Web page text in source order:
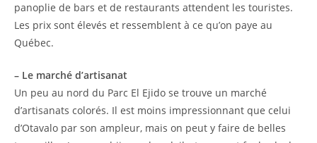
panoplie de bars et de restaurants attendent les touristes.
Les prix sont élevés et ressemblent à ce qu’on paye au
Québec.
– Le marché d’artisanat
Un peu au nord du Parc El Ejido se trouve un marché
d’artisanats colorés. Il est moins impressionnant que celui
d’Otavalo par son ampleur, mais on peut y faire de belles